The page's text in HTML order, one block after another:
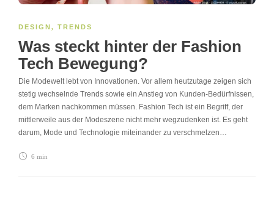
DESIGN, TRENDS
Was steckt hinter der Fashion
Tech Bewegung?
Die Modewelt lebt von Innovationen. Vor allem heutzutage zeigen sich
stetig wechselnde Trends sowie ein Anstieg von Kunden-Bedürfnissen,
dem Marken nachkommen müssen. Fashion Tech ist ein Begriff, der
mittlerweile aus der Modeszene nicht mehr wegzudenken ist. Es geht
darum, Mode und Technologie miteinander zu verschmelzen…
6 min